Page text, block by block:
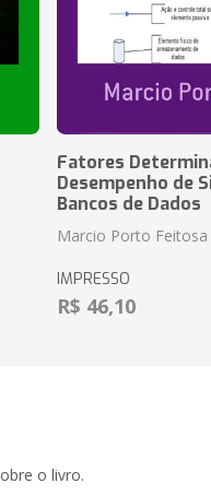
Fatores
Desempenho de
Bancos de Dados
Marcio Porto Feitosa
IMPRESSO
R$ 46,10
o livro.